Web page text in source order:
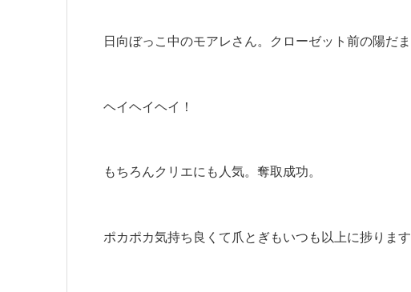
日向ぼっこ中のモアレさん。クローゼット前の陽だ
ヘイヘイヘイ！
もちろんクリエにも人気。奪取成功。
ポカポカ気持ち良くて爪とぎもいつも以上に捗りま